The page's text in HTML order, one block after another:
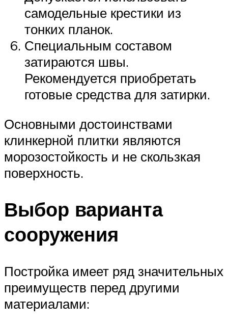
самодельные крестики из
тонких планок.
Специальным составом
затираются швы.
Рекомендуется приобретать
готовые средства для затирки.
Основными достоинствами
клинкерной плитки являются
морозостойкость и не скользкая
поверхность.
Выбор варианта
сооружения
Постройка имеет ряд значительных
преимуществ перед другими
материалами: